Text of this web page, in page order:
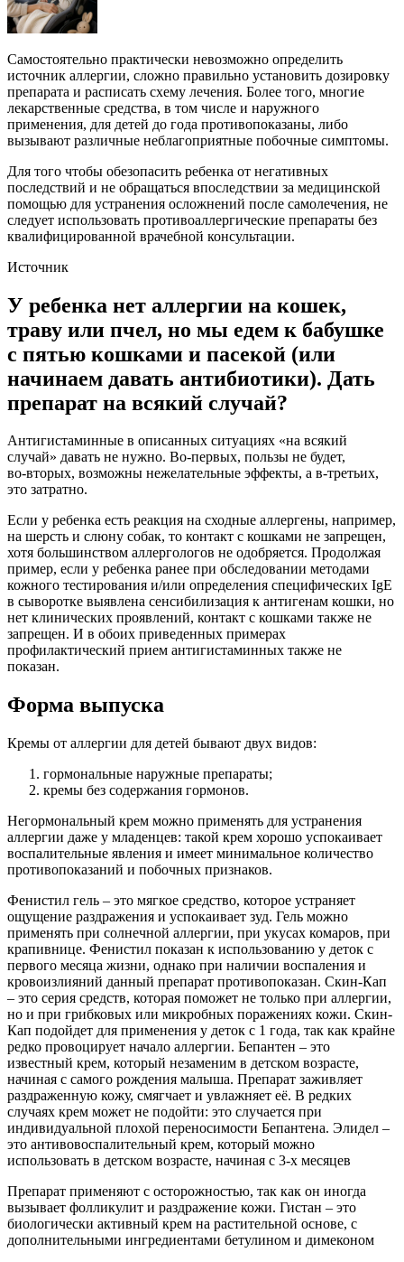
Самостоятельно практически невозможно определить
источник аллергии, сложно правильно установить дозировку
препарата и расписать схему лечения. Более того, многие
лекарственные средства, в том числе и наружного
применения, для детей до года противопоказаны, либо
вызывают различные неблагоприятные побочные симптомы.
Для того чтобы обезопасить ребенка от негативных
последствий и не обращаться впоследствии за медицинской
помощью для устранения осложнений после самолечения, не
следует использовать противоаллергические препараты без
квалифицированной врачебной консультации.
Источник
У ребенка нет аллергии на кошек,
траву или пчел, но мы едем к бабушке
с пятью кошками и пасекой (или
начинаем давать антибиотики). Дать
препарат на всякий случай?
Антигистаминные в описанных ситуациях «на всякий
случай» давать не нужно. Во-первых, пользы не будет,
во‑вторых, возможны нежелательные эффекты, а в‑третьих,
это затратно.
Если у ребенка есть реакция на сходные аллергены, например,
на шерсть и слюну собак, то контакт с кошками не запрещен,
хотя большинством аллергологов не одобряется. Продолжая
пример, если у ребенка ранее при обследовании методами
кожного тестирования и/или определения специфических IgE
в сыворотке выявлена сенсибилизация к антигенам кошки, но
нет клинических проявлений, контакт с кошками также не
запрещен. И в обоих приведенных примерах
профилактический прием антигистаминных также не
показан.
Форма выпуска
Кремы от аллергии для детей бывают двух видов:
гормональные наружные препараты;
кремы без содержания гормонов.
Негормональный крем можно применять для устранения
аллергии даже у младенцев: такой крем хорошо успокаивает
воспалительные явления и имеет минимальное количество
противопоказаний и побочных признаков.
Фенистил гель – это мягкое средство, которое устраняет
ощущение раздражения и успокаивает зуд. Гель можно
применять при солнечной аллергии, при укусах комаров, при
крапивнице. Фенистил показан к использованию у деток с
первого месяца жизни, однако при наличии воспаления и
кровоизлияний данный препарат противопоказан. Скин-Кап
– это серия средств, которая поможет не только при аллергии,
но и при грибковых или микробных поражениях кожи. Скин-
Кап подойдет для применения у деток с 1 года, так как крайне
редко провоцирует начало аллергии. Бепантен – это
известный крем, который незаменим в детском возрасте,
начиная с самого рождения малыша. Препарат заживляет
раздраженную кожу, смягчает и увлажняет её. В редких
случаях крем может не подойти: это случается при
индивидуальной плохой переносимости Бепантена. Элидел –
это антивовоспалительный крем, который можно
использовать в детском возрасте, начиная с 3-х месяцев
Препарат применяют с осторожностью, так как он иногда
вызывает фолликулит и раздражение кожи. Гистан – это
биологически активный крем на растительной основе, с
дополнительными ингредиентами бетулином и димеконом